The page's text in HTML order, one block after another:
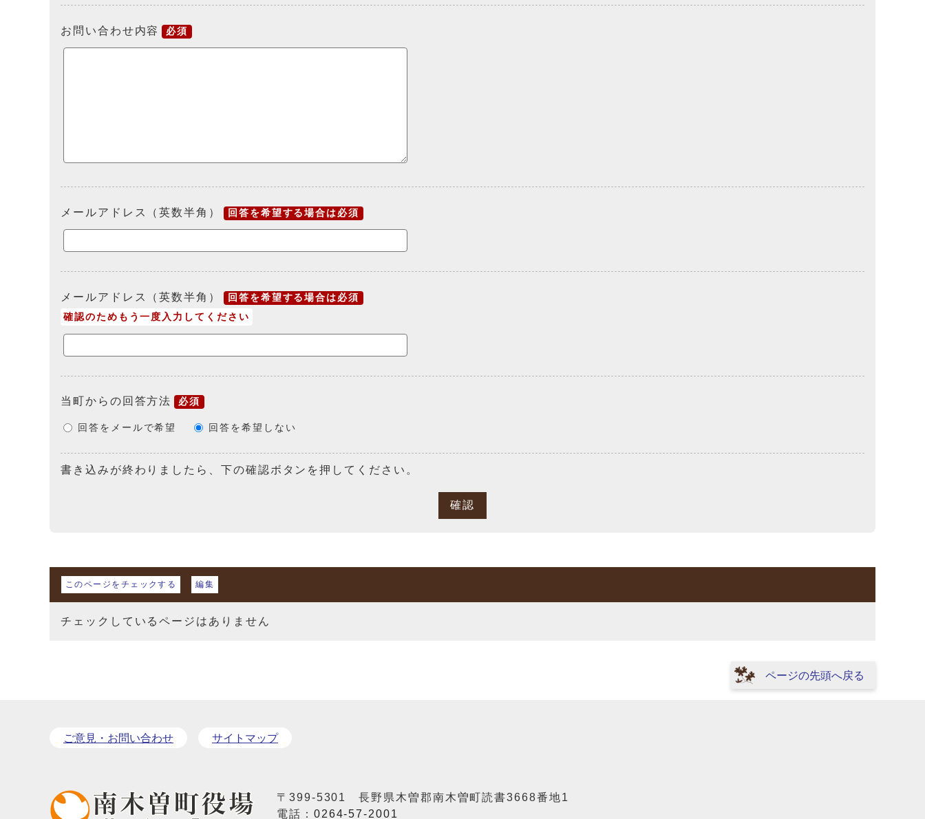
お問い合わせ内容 必須
メールアドレス（英数半角） 回答を希望する場合は必須
メールアドレス（英数半角） 回答を希望する場合は必須
確認のためもう一度入力してください
当町からの回答方法 必須
回答をメールで希望 回答を希望しない
書き込みが終わりましたら、下の確認ボタンを押してください。
確認
マイページ
このページをチェックする 編集
チェックしているページはありません
ページの先頭へ戻る
ご意見・お問い合わせ サイトマップ
〒399-5301 長野県木曽郡南木曽町読書3668番地1
電話： 0264-57-2001